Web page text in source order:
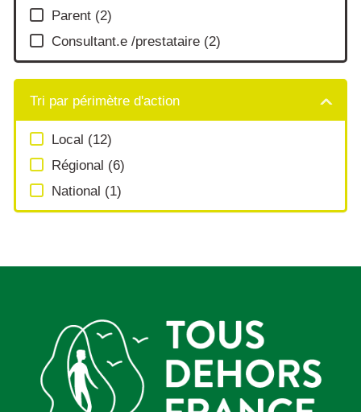
Parent (2)
Consultant.e /prestataire (2)
Tri par périmètre d'action
Local (12)
Régional (6)
National (1)